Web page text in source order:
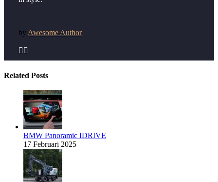
by Awesome Author
 
Related Posts
BMW Panoramic IDRIVE
17 Februari 2025